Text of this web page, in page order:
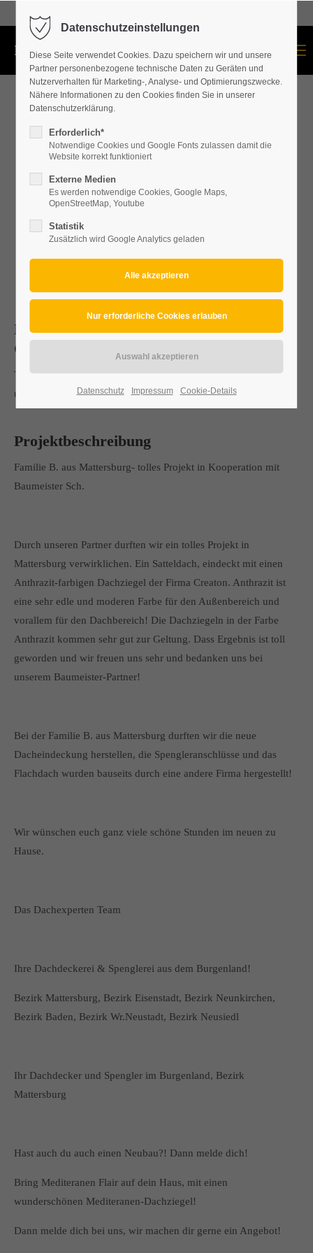
Neueindeckung/Neubau Satteldach mit
Creaton Heidelberg
Tolles Haus/tolle Lage in Mattersburg/tolles Projekt ~ danke an
unseren Baumeister
Projektbeschreibung
Familie B. aus Mattersburg- tolles Projekt in Kooperation mit
Baumeister Sch.
Durch unseren Partner durften wir ein tolles Projekt in
Mattersburg verwirklichen. Ein Satteldach, eindeckt mit einen
Anthrazit-farbigen Dachziegel der Firma Creaton. Anthrazit ist
eine sehr edle und moderen Farbe für den Außenbereich und
vorallem für den Dachbereich! Die Dachziegeln in der Farbe
Anthrazit kommen sehr gut zur Geltung. Dass Ergebnis ist toll
geworden und wir freuen uns sehr und bedanken uns bei
unserem Baumeister-Partner!
Bei der Familie B. aus Mattersburg durften wir die neue
Dacheindeckung herstellen, die Spengleranschlüsse und das
Flachdach wurden bauseits durch eine andere Firma hergestellt!
Wir wünschen euch ganz viele schöne Stunden im neuen zu
Hause.
Das Dachexperten Team
Ihre Dachdeckerei & Spenglerei aus dem Burgenland!
Bezirk Mattersburg, Bezirk Eisenstadt, Bezirk Neunkirchen,
Bezirk Baden, Bezirk Wr.Neustadt, Bezirk Neusiedl
Ihr Dachdecker und Spengler im Burgenland, Bezirk
Mattersburg
Hast auch du auch einen Neubau?! Dann melde dich!
Bring Mediteranen Flair auf dein Haus, mit einen
wunderschönen Mediteranen-Dachziegel!
Dann melde dich bei uns, wir machen dir gerne ein Angebot!
Datenschutzeinstellungen
Diese Seite verwendet Cookies. Dazu speichern wir und unsere
Partner personenbezogene technische Daten zu Geräten und
Nutzerverhalten für Marketing-, Analyse- und Optimierungszwecke.
Nähere Informationen zu den Cookies finden Sie in unserer
Datenschutzerklärung.
Erforderlich*
Notwendige Cookies und Google Fonts zulassen damit die
Website korrekt funktioniert
Externe Medien
Es werden notwendige Cookies, Google Maps,
OpenStreetMap, Youtube
Statistik
Zusätzlich wird Google Analytics geladen
Datenschutz Impressum Cookie-Details